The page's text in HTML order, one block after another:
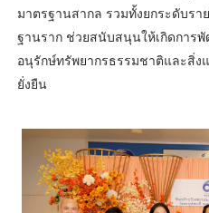
มาตรฐานสากล รวมทั้งยกระดับร
ฐานราก ช่วยสนับสนุนให้เกิดการ
อนุรักษ์ทรัพยากรธรรมชาติและสิ่
ยั่งยืน